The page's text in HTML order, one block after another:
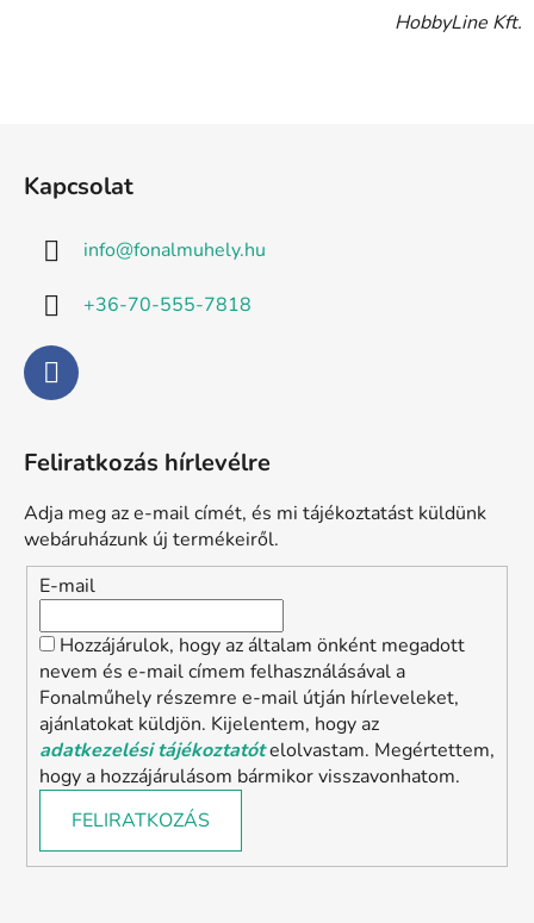
HobbyLine Kft.
Kapcsolat
info@fonalmuhely.hu
+36-70-555-7818
Feliratkozás hírlevélre
Adja meg az e-mail címét, és mi tájékoztatást küldünk
webáruházunk új termékeiről.
E-mail
Hozzájárulok, hogy az általam önként megadott
nevem és e-mail címem felhasználásával a
Fonalműhely részemre e-mail útján hírleveleket,
ajánlatokat küldjön. Kijelentem, hogy az
adatkezelési tájékoztatótelolvastam. Megértettem,
hogy a hozzájárulásom bármikor visszavonhatom.
FELIRATKOZÁS